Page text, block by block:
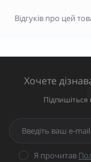
Відгуків про цей
Хочете
Я прочитав